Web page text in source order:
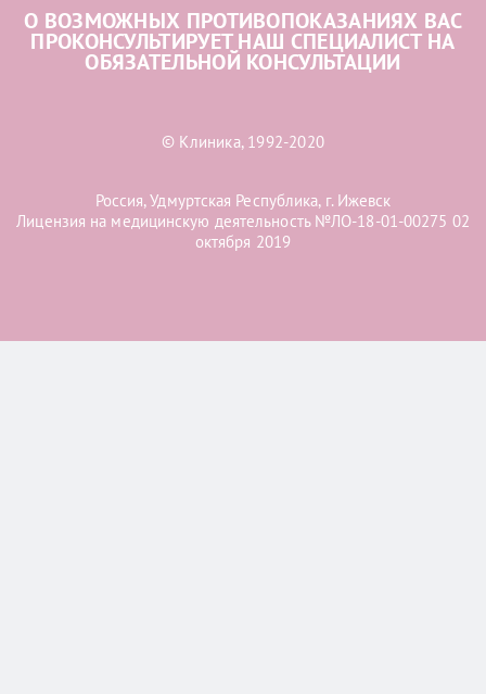
О ВОЗМОЖНЫХ ПРОТИВОПОКАЗАНИЯХ ВАС
ПРОКОНСУЛЬТИРУЕТ НАШ СПЕЦИАЛИСТ НА
ОБЯЗАТЕЛЬНОЙ КОНСУЛЬТАЦИИ
© Клиника, 1992-2020
Россия, Удмуртская Республика, г. Ижевск
Лицензия на медицинскую деятельность №ЛО-18-01-00275 02
октября 2019